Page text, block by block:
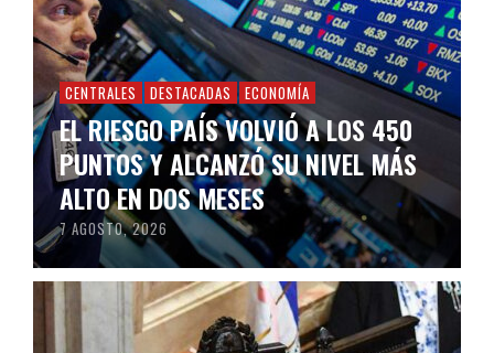
CENTRALES DESTACADAS ECONOMÍA
EL RIESGO PAÍS VOLVIÓ A LOS 450
PUNTOS Y ALCANZÓ SU NIVEL MÁS
ALTO EN DOS MESES
7 AGOSTO, 2026